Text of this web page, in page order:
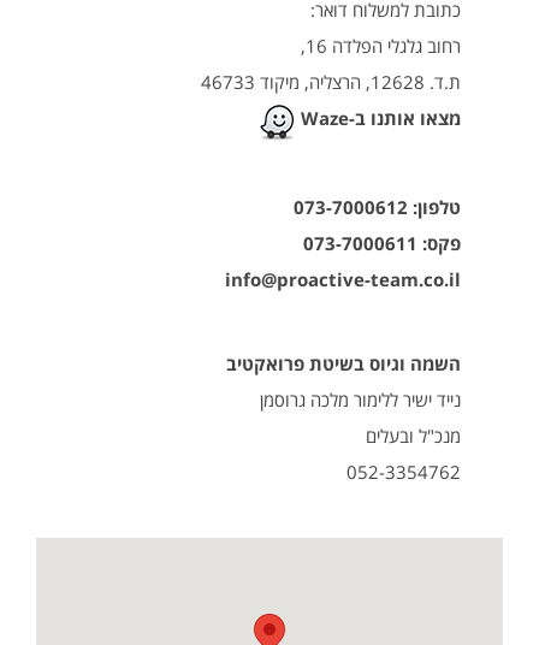
כתובת למשלוח דואר:
רחוב גלגלי הפלדה 16,
ת.ד. 12628, הרצליה, מיקוד 46733
מצאו אותנו ב-Waze
טלפון: 073-7000612
פקס: 073-7000611
info@proactive-team.co.il
השמה וגיוס בשיטת פרואקטיב
נייד ישיר ללימור מלכה גרוסמן
מנכ"ל ובעלים
052-3354762